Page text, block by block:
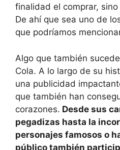
finalidad el comprar,
De ahí que sea uno de
que podríamos
Algo que también
Cola. A lo largo de su
una publicidad
que también han
corazones. Desde sus
pegadizas hasta la
personajes famosos o
público también